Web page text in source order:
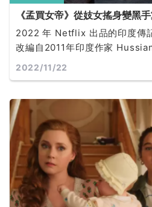
《孟買女帝》從妓女搖身變黑
2022 年 Netflix 出品的印度傳
改編自2011年印度作家
實故事的小說《孟買黑手黨女皇
2022/11/22